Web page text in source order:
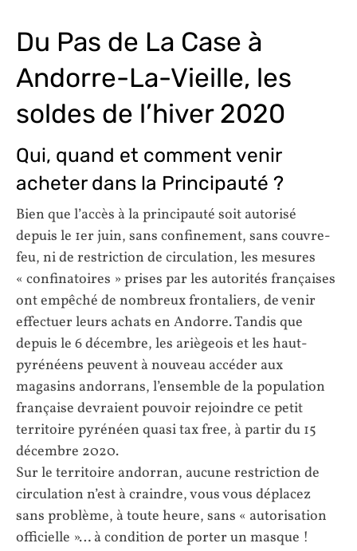
Du Pas de La Case à
Andorre-La-Vieille, les
soldes de l’hiver 2020
Qui, quand et comment venir
acheter dans la Principauté ?
Bien que l’accès à la principauté soit autorisé
depuis le 1er juin, sans confinement, sans couvre-
feu, ni de restriction de circulation, les mesures
« confinatoires » prises par les autorités françaises
ont empêché de nombreux frontaliers, de venir
effectuer leurs achats en Andorre. Tandis que
depuis le 6 décembre, les ariègeois et les haut-
pyrénéens peuvent à nouveau accéder aux
magasins andorrans, l’ensemble de la population
française devraient pouvoir rejoindre ce petit
territoire pyrénéen quasi tax free, à partir du 15
décembre 2020.
Sur le territoire andorran, aucune restriction de
circulation n’est à craindre, vous vous déplacez
sans problème, à toute heure, sans « autorisation
officielle »… à condition de porter un masque !